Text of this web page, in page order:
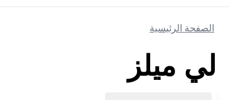
الصفحة الرئيسية
لي ميلز